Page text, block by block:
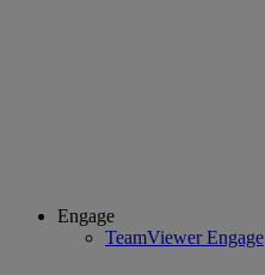
Engage
TeamViewer Engage